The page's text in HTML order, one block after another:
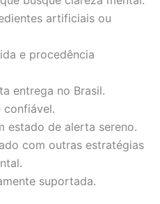
artificiais ou
e procedência
entrega no Brasil.
confiável.
estado de alerta sereno.
com outras estratégias
suportada.